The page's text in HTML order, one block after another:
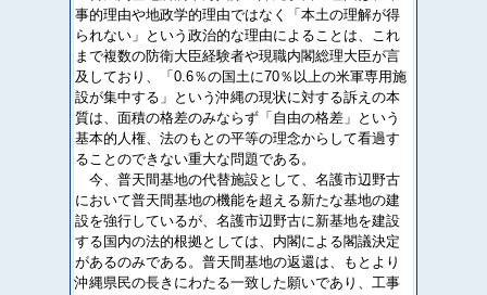
事的理由や地政学的理由ではなく「本土の理解が得
られない」という政治的な理由によることは、これ
まで複数の防衛大臣経験者や現職内閣総理大臣が言
及しており、「0.6％の国土に70％以上の米軍専用施
設が集中する」という沖縄の現状に対する訴えの本
質は、面積の格差のみならず「自由の格差」という
基本的人権、法のもとの平等の理念からして看過す
ることのできない重大な問題である。
今、普天間基地の代替施設として、名護市辺野古
において普天間基地の機能を超える新たな基地の建
設を強行しているが、名護市辺野古に新基地を建設
する国内の法的根拠としては、内閣による閣議決定
があるのみである。普天間基地の返還は、もとより
沖縄県民の長きにわたる一致した願いであり、工事